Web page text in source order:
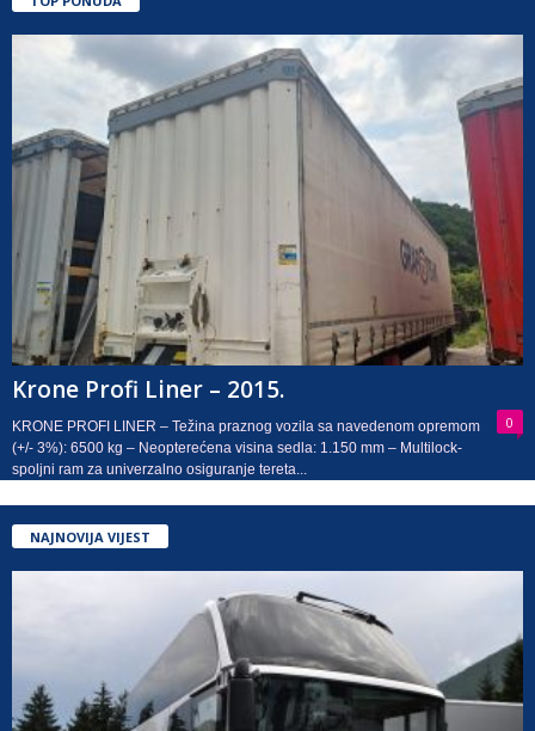
Krone Profi Liner – 2015.
0
KRONE PROFI LINER – Težina praznog vozila sa navedenom opremom
(+/- 3%): 6500 kg – Neopterećena visina sedla: 1.150 mm – Multilock-
spoljni ram za univerzalno osiguranje tereta...
NAJNOVIJA VIJEST